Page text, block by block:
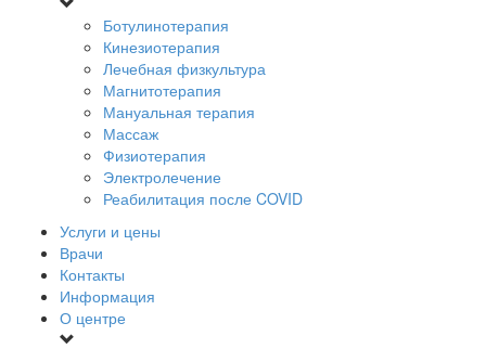
Ботулинотерапия
Кинезиотерапия
Лечебная физкультура
Магнитотерапия
Мануальная терапия
Массаж
Физиотерапия
Электролечение
Реабилитация после COVID
Услуги и цены
Врачи
Контакты
Информация
О центре